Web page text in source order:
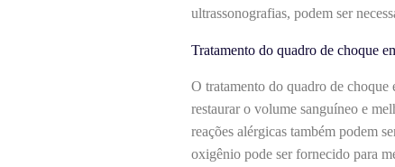
ultrassonografias, podem ser
Tratamento do quadro de choque
O tratamento do quadro de choque
restaurar o volume sanguíneo e
reações alérgicas também podem
oxigênio pode ser fornecido para